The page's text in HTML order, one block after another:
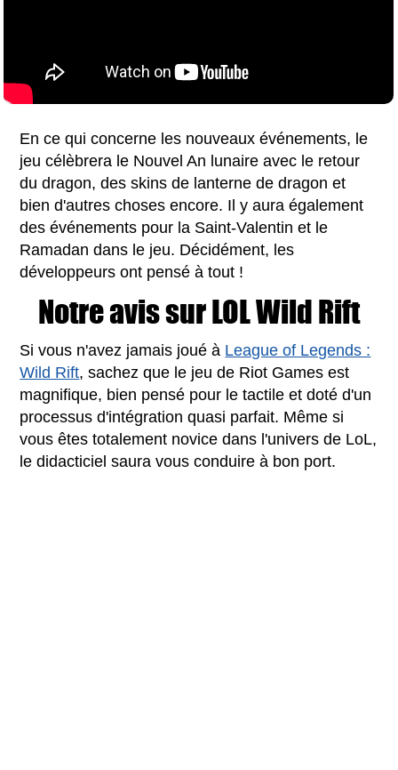
En ce qui concerne les nouveaux événements, le
jeu célèbrera le Nouvel An lunaire avec le retour
du dragon, des skins de lanterne de dragon et
bien d'autres choses encore. Il y aura également
des événements pour la Saint-Valentin et le
Ramadan dans le jeu. Décidément, les
développeurs ont pensé à tout !
Notre avis sur LOL Wild Rift
Si vous n'avez jamais joué à League of Legends :
Wild Rift, sachez que le jeu de Riot Games est
magnifique, bien pensé pour le tactile et doté d'un
processus d'intégration quasi parfait. Même si
vous êtes totalement novice dans l'univers de LoL,
le didacticiel saura vous conduire à bon port.